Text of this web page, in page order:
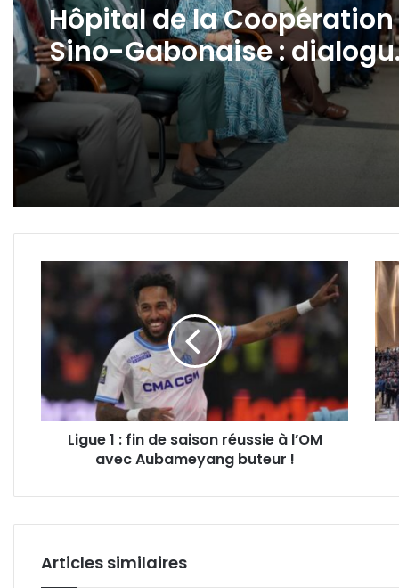
Hôpital de la Coopération
Sino-Gabonaise :
engagé après un
mouvement d’humeur du
personnel
fin
de
saison
réussie
à
l’OM
Aubameyang
!
Ligue 1 : fin de saison réussie à l’OM
avec Aubameyang buteur !
Le
des
:
de
la
Articles similaires